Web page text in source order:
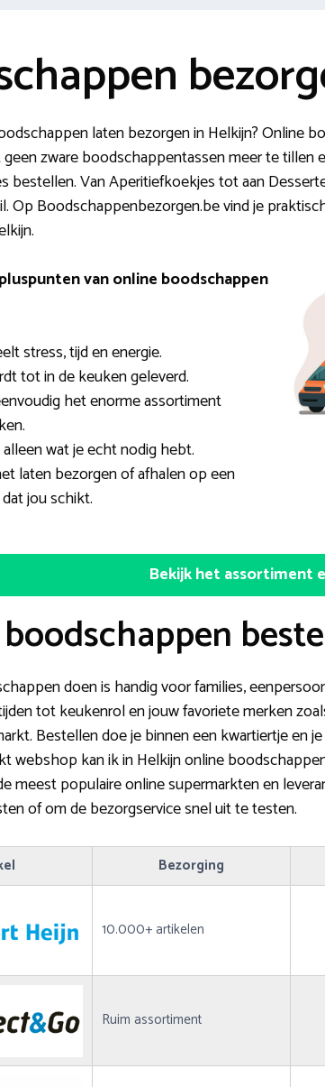
laten bezorgen in Helkijn? Online
zware boodschappentassen meer te
bestellen. Van Aperitiefkoekjes tot aan
Op Boodschappenbezorgen.be vind je
van online boodschappen
stress, tijd en energie.
tot in de keuken geleverd.
het enorme assortiment
wat je echt nodig hebt.
laten bezorgen of afhalen op een
jou schikt.
Bekijk het assortiment
doen is handig voor families,
tot keukenrol en jouw favoriete merken
Bestellen doe je binnen een kwartiertje en
webshop kan ik in Helkijn online
meest populaire online supermarkten en
of om de bezorgservice snel uit te testen.
Bezorging
10.000+ artikelen
Ruim assortiment